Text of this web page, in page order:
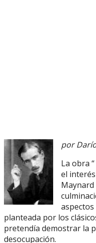
por
La obra
el
Maynard
planteada por los
pretendía demostrar la
desocupación.